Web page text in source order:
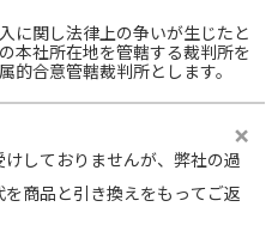
に関し法律上の争いが生じたと
本社所在地を管轄する裁判所を
的合意管轄裁判所とします。
しておりませんが、弊社の過
商品と引き換えをもってご返